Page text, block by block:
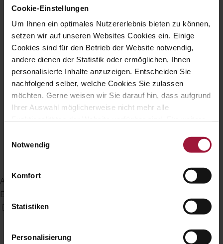
Cookie-Einstellungen
Um Ihnen ein optimales Nutzererlebnis bieten zu können,
setzen wir auf unseren Websites Cookies ein. Einige
Cookies sind für den Betrieb der Website notwendig,
andere dienen der Statistik oder ermöglichen, Ihnen
personalisierte Inhalte anzuzeigen. Entscheiden Sie
nachfolgend selber, welche Cookies Sie zulassen
möchten. Gerne weisen wir Sie darauf hin, dass aufgrund
Ihrer Auswahl möglicherweise nicht mehr alle
Datenschutzerklärung und Cookie Policy.
Notwendig
Komfort
Statistiken
Personalisierung
Anfallssicheres Profil
Entfernt Blitze und reduziert Farben